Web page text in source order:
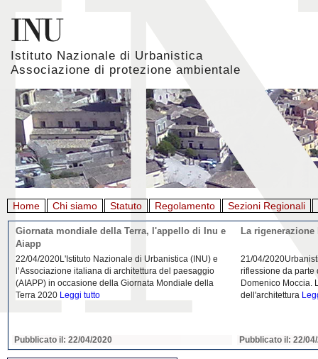
Istituto Nazionale di Urbanistica
Associazione di protezione ambientale
Home Chi siamo Statuto Regolamento Sezioni Regionali
Giornata mondiale della Terra, l'appello di Inu e
Aiapp
22/04/2020L'Istituto Nazionale di Urbanistica (INU) e
l’Associazione italiana di architettura del paesaggio
(AIAPP) in occasione della Giornata Mondiale della
Terra 2020 Leggi tutto
Pubblicato il: 22/04/2020
La
21/04/
riflessione da parte
Domenico Moccia.
dell'architettura
Pubblicato il: 22/